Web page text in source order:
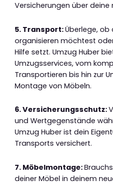
Versicherungen über deine
5. Transport:Überlege, ob
organisieren möchtest
Hilfe setzt. Umzug Huber
Umzugsservices, vom
Transportieren bis hin zur
Montage von Möbeln.
6. Versicherungsschutz:
und Wertgegenstände
Umzug Huber ist dein
Transports versichert.
7. Möbelmontage:
deiner Möbel in deinem